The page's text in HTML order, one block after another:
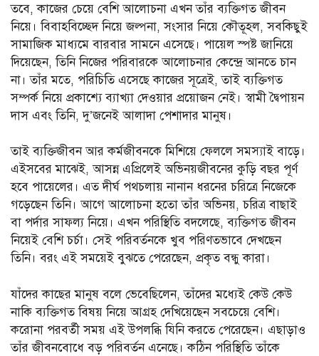
তবে, কাজের চেয়ে বেশি আলোচনা এখন তাঁর ব্যক্তিগত জীবন
নিয়ে। বিবাহবিচ্ছেদ নিয়ে জল্পনা, সংসার নিয়ে কৌতূহল, সবকিছুই
সামাজিক মাধ্যমে বারবার সামনে এসেছে। পায়েল স্পষ্ট জানিয়ে
দিয়েছেন, তিনি নিজের পরিবারকে আলোচনার কেন্দ্রে আনতে চান
না। তাঁর মতে, পরিচিতি এসেছে কাজের সূত্রেই, তাই ব্যক্তিগত
সম্পর্ক নিয়ে প্রকাশ্যে ব্যাখ্যা দেওয়ার প্রয়োজন নেই। স্বামী দ্বৈপায়ন
দাস এবং তিনি, দু’জনেই আলাদা পেশাদার মানুষ।
তাই ব্যক্তিজীবন আর কর্মজীবনকে মিশিয়ে ফেললে সমস্যাই বাড়ে।
এইসবের মাঝেই, আসন্ন এপ্রিলেই অভিনয়জীবনের কুড়ি বছর পূর্ণ
হবে পায়েলের। এত দীর্ঘ পথচলায় নানান ধরনের চরিত্রে নিজেকে
গড়েছেন তিনি। আগে আলোচনা হতো তাঁর অভিনয়, চরিত্র বাছাই
বা পর্দার সাফল্য নিয়ে। এখন পরিস্থিতি বদলেছে, ব্যক্তিগত জীবন
নিয়েই বেশি চর্চা। সেই পরিবর্তনকে খুব পরিণতভাবে দেখছেন
তিনি। বরং এই সময়েই বুঝতে পেরেছেন, প্রকৃত বন্ধু কারা।
যাঁদের কাছের মানুষ বলে ভেবেছিলেন, তাঁদের মধ্যেই কেউ কেউ
নাকি ব্যক্তিগত বিষয় নিয়ে আগ্রহ দেখিয়েছেন সবচেয়ে বেশি।
করোনা পরবর্তী সময় এই উপলব্ধি যিনি করতে পেরেছেন। এছাড়াও
তাঁর জীবনবোধে বড় পরিবর্তন এনেছে। কঠিন পরিস্থিতি তাঁকে